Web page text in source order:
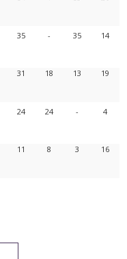
35 - 35 14
31 18 13 19
24 24 - 4
11 8 3 16